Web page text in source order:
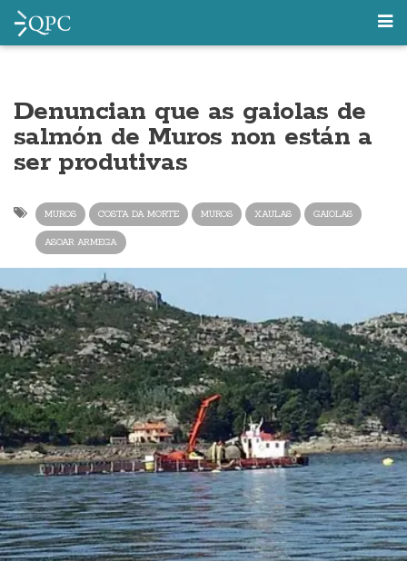
Denuncian que as gaiolas de
salmón de Muros non están a
ser produtivas
MUROS COSTA DA MORTE MUROS XAULAS GAIOLAS
ASOAR ARMEGA